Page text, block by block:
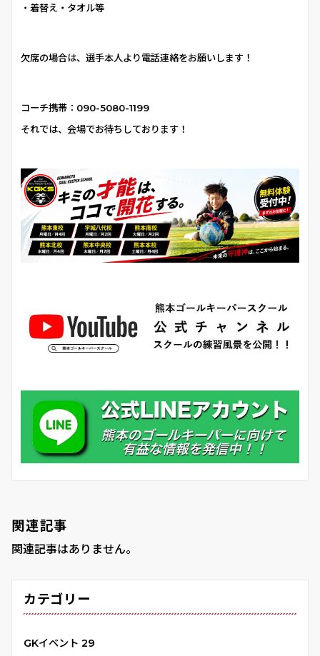
・着替え・タオル等
欠席の場合は、選手本人より電話連絡をお願いします！
コーチ携帯：090-5080-1199
それでは、会場でお待ちしております！
関連記事
関連記事はありません。
カテゴリー
GKイベント 29